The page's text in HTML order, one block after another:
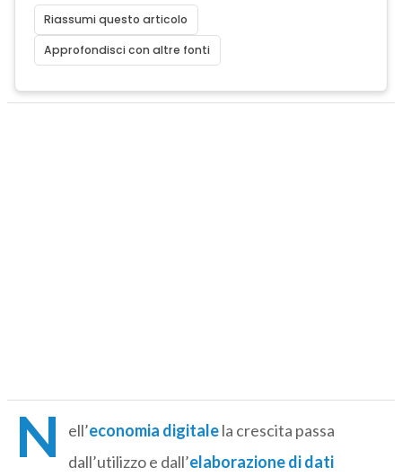
Riassumi questo articolo
Approfondisci con altre fonti
N ell’economia digitalela crescita passa
dall’utilizzo e dall’elaborazione di dati